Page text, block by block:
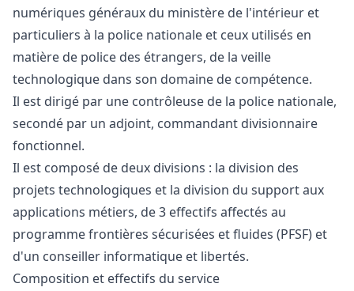
numériques généraux du ministère de l'intérieur et
particuliers à la police nationale et ceux utilisés en
matière de police des étrangers, de la veille
technologique dans son domaine de compétence.
Il est dirigé par une contrôleuse de la police nationale,
secondé par un adjoint, commandant divisionnaire
fonctionnel.
Il est composé de deux divisions : la division des
projets technologiques et la division du support aux
applications métiers, de 3 effectifs affectés au
programme frontières sécurisées et fluides (PFSF) et
d'un conseiller informatique et libertés.
Composition et effectifs du service